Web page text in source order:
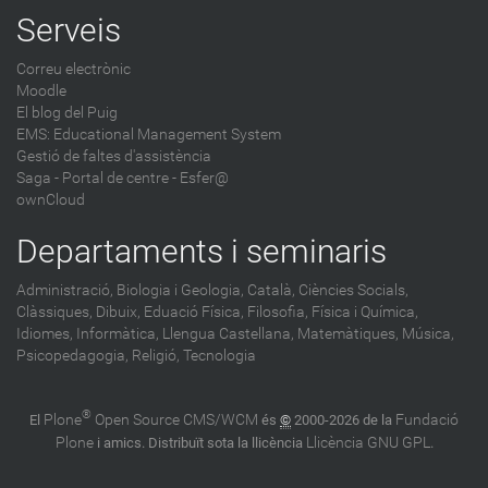
Serveis
Correu electrònic
Moodle
El blog del Puig
EMS: Educational Management System
Gestió de faltes d'assistència
Saga - Portal de centre - Esfer@
ownCloud
Departaments i seminaris
Administració, Biologia i Geologia, Català, Ciències Socials,
Clàssiques, Dibuix, Eduació Física, Filosofia, Física i Química,
Idiomes, Informàtica, Llengua Castellana, Matemàtiques, Música,
Psicopedagogia, Religió, Tecnologia
El Plone® Open Source CMS/WCM és © 2000-2026 de la Fundació
Plonei amics. Distribuït sota la llicència Llicència GNU GPL.